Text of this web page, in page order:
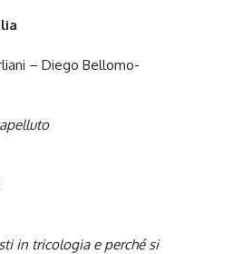
– Diego Bellomo-
in tricologia e perché si